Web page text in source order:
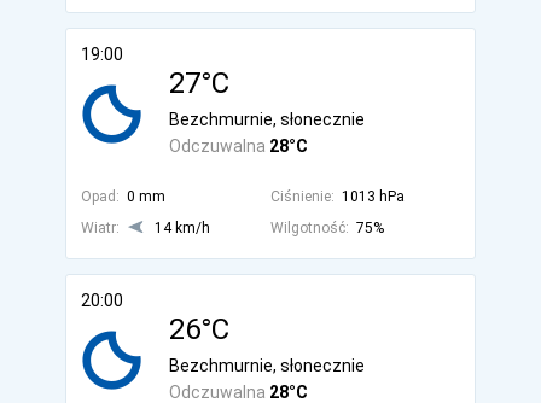
19:00
27°C
Odczuwalna 28°C
Bezchmurnie, słonecznie
Opad: 0 mm Ciśnienie: 1013 hPa
Wiatr:
14 km/h Wilgotność: 75%
20:00
26°C
Odczuwalna 28°C
Bezchmurnie, słonecznie